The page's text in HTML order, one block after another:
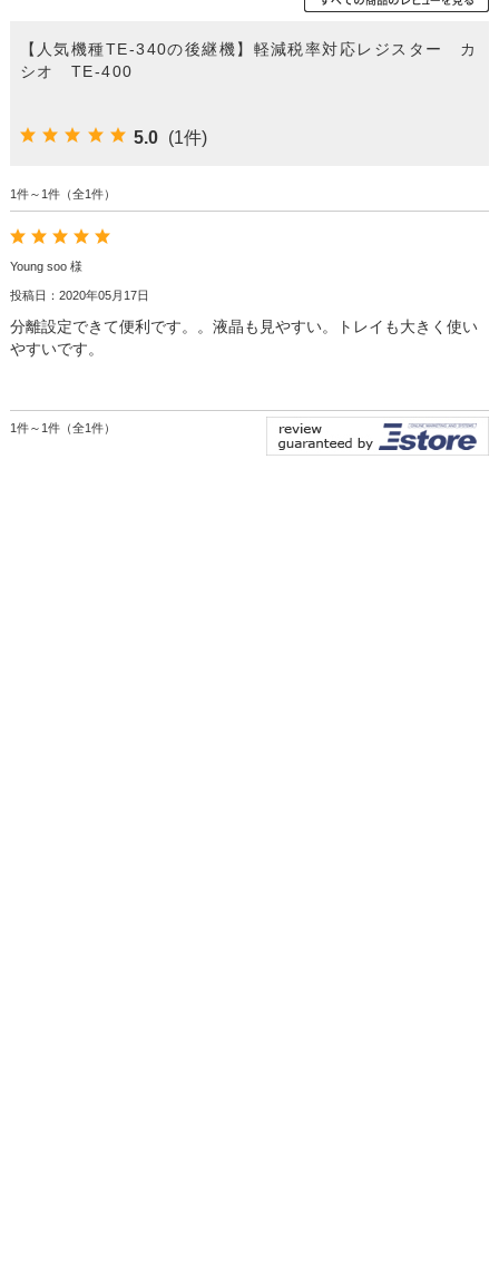
【人気機種TE-340の後継機】軽減税率対応レジスター カ
シオ TE-400
5.0 (1件)
1件～1件（全1件）
Young soo 様
投稿日：2020年05月17日
分離設定できて便利です。。液晶も見やすい。トレイも大きく使い
やすいです。
1件～1件（全1件）